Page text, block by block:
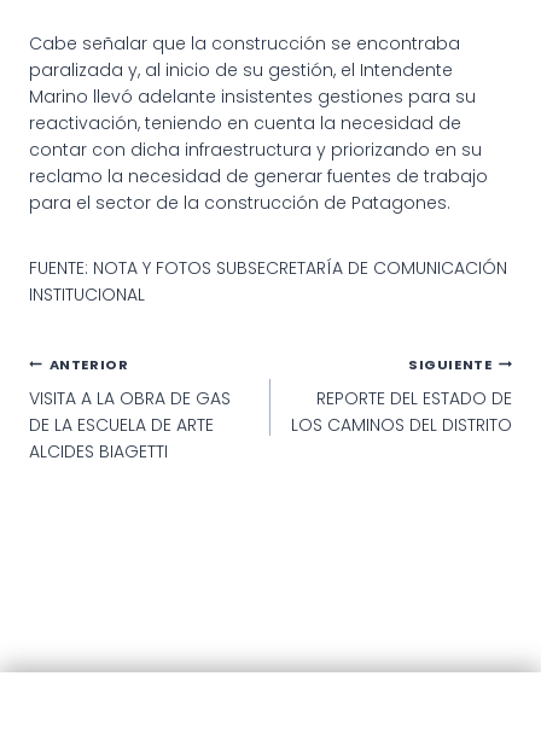
Cabe señalar que la construcción se encontraba
paralizada y, al inicio de su gestión, el Intendente
Marino llevó adelante insistentes gestiones para su
reactivación, teniendo en cuenta la necesidad de
contar con dicha infraestructura y priorizando en su
reclamo la necesidad de generar fuentes de trabajo
para el sector de la construcción de Patagones.
FUENTE: NOTA Y FOTOS SUBSECRETARÍA DE COMUNICACIÓN
INSTITUCIONAL
Navegación
de
entradas
ANTERIOR
VISITA A LA OBRA DE GAS
DE LA ESCUELA DE ARTE
ALCIDES BIAGETTI
SIGUIENTE
REPORTE DEL ESTADO DE
LOS CAMINOS DEL DISTRITO